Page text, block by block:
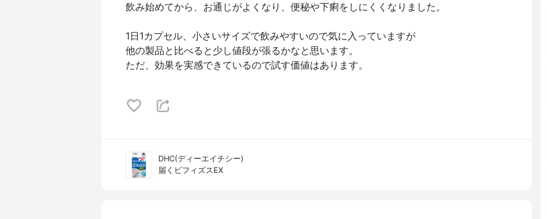
飲み始めてから、お通じがよくなり、便秘や下痢をしにくくなりました。
1日1カプセル、小さいサイズで飲みやすいので気に入っていますが
他の製品と比べると少し値段が張るかなと思います。
ただ、効果を実感できているので試す価値はあります。
DHC(ディーエイチシー)
届くビフィズスEX